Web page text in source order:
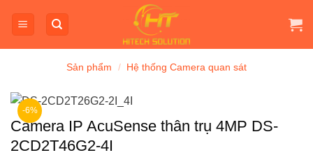
qua
Sản phẩm / Hệ thống Camera quan sát
-6%
Camera IP AcuSense thân trụ 4MP DS-
2CD2T46G2-4I